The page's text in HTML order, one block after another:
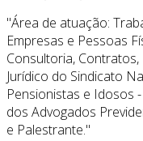
"Área de atuação:
Empresas e Pessoas
Consultoria,
Jurídico do Sindicato
Pensionistas e Idosos
dos Advogados
e Palestrante."